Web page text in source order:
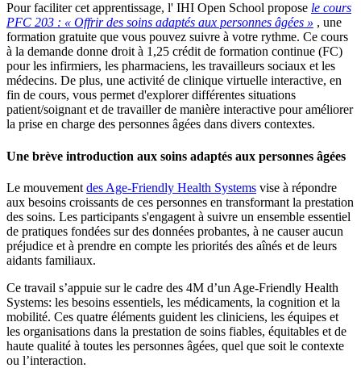
Pour faciliter cet apprentissage, l' IHI Open School propose le cours
PFC 203 : « Offrir des soins adaptés aux personnes âgées » , une
formation gratuite que vous pouvez suivre à votre rythme. Ce cours
à la demande donne droit à 1,25 crédit de formation continue (FC)
pour les infirmiers, les pharmaciens, les travailleurs sociaux et les
médecins. De plus, une activité de clinique virtuelle interactive, en
fin de cours, vous permet d'explorer différentes situations
patient/soignant et de travailler de manière interactive pour améliorer
la prise en charge des personnes âgées dans divers contextes.
Une brève introduction aux soins adaptés aux personnes âgées
Le mouvement des Age-Friendly Health Systems vise à répondre
aux besoins croissants de ces personnes en transformant la prestation
des soins. Les participants s'engagent à suivre un ensemble essentiel
de pratiques fondées sur des données probantes, à ne causer aucun
préjudice et à prendre en compte les priorités des aînés et de leurs
aidants familiaux.
Ce travail s’appuie sur le cadre des 4M d’un Age-Friendly Health
Systems: les besoins essentiels, les médicaments, la cognition et la
mobilité. Ces quatre éléments guident les cliniciens, les équipes et
les organisations dans la prestation de soins fiables, équitables et de
haute qualité à toutes les personnes âgées, quel que soit le contexte
ou l’interaction.